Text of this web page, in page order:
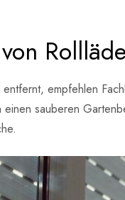
empfehlen
sauberen